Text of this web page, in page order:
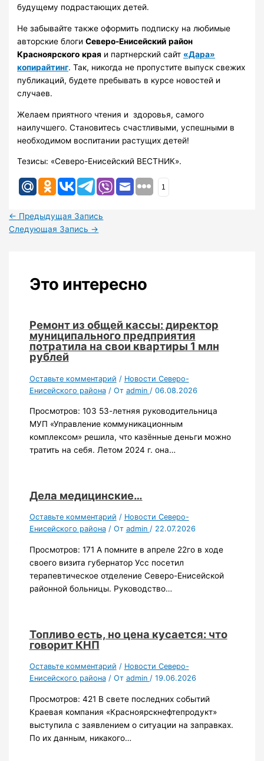
будущему подрастающих детей.
Не забывайте также оформить подписку на любимые
авторские блогиСеверо-Енисейский район
Красноярского края и партнерский сайт «Дара»
копирайтинг. Так, никогда не пропустите выпуск свежих
публикаций, будете пребывать в курсе новостей и
случаев.
Желаем приятного чтения и здоровья, самого
наилучшего. Становитесь счастливыми, успешными в
необходимом воспитании растущих детей!
Тезисы: «Северо-Енисейский ВЕСТНИК».
1
← Предыдущая Запись
Следующая Запись →
Это интересно
Ремонт из общей кассы: директор
муниципального предприятия
потратила на свои квартиры 1 млн
рублей
Оставьте комментарий / Новости Северо-
Енисейского района/ От admin / 06.08.2026
Просмотров: 103 53-летняя руководительница
МУП «Управление коммуникационным
комплексом» решила, что казённые деньги можно
тратить на себя. Летом 2024 г. она…
Дела медицинские…
Оставьте комментарий / Новости Северо-
Енисейского района/ От admin / 22.07.2026
Просмотров: 171 А помните в апреле 22го в ходе
своего визита губернатор Усс посетил
терапевтическое отделение Северо-Енисейской
районной больницы. Руководство…
Топливо есть, но цена кусается: что
говорит КНП
Оставьте комментарий / Новости Северо-
Енисейского района/ От admin / 19.06.2026
Просмотров: 421 В свете последних событий
Краевая компания «Красноярскнефтепродукт»
выступила с заявлением о ситуации на заправках.
По их данным, никакого…